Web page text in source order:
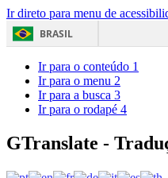
Ir direto para menu de
BRASIL
Ir para o conteúdo 1
Ir para o menu 2
Ir para a busca 3
Ir para o rodapé 4
GTranslate -